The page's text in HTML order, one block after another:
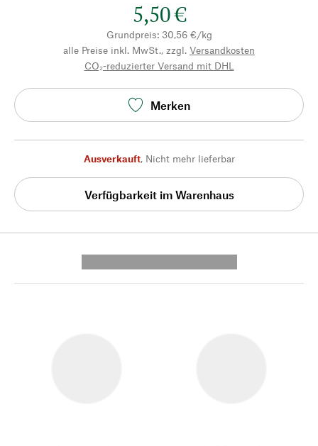
5,50 €
Grundpreis: 30,56 €/kg
alle Preise inkl. MwSt., zzgl. Versandkosten
CO₂-reduzierter Versand mit DHL
Merken
Ausverkauft, Nicht mehr lieferbar
Verfügbarkeit im Warenhaus